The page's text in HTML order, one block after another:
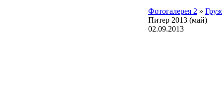
Фотогалерея 2 »
Питер 2013 (май)
02.09.2013